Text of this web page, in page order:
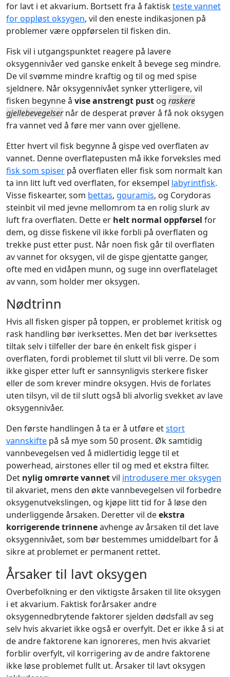
for lavt i et akvarium. Bortsett fra å faktiskteste vannet
for oppløst oksygen, vil den eneste indikasjonen på
problemer være oppførselen til fisken din.
Fisk vil i utgangspunktet reagere på lavere
oksygennivåer ved ganske enkelt å bevege seg mindre.
De vil svømme mindre kraftig og til og med spise
sjeldnere. Når oksygennivået synker ytterligere, vil
fisken begynne å vise anstrengt pust og raskere
gjellebevegelsernår de desperat prøver å få nok oksygen
fra vannet ved å føre mer vann over gjellene.
Etter hvert vil fisk begynne å gispe ved overflaten av
vannet. Denne overflatepusten må ikke forveksles med
fisk som spiser på overflaten eller fisk som normalt kan
ta inn litt luft ved overflaten, for eksempel labyrintfisk.
Visse fiskearter, som bettas, gouramis, og Corydoras
steinbit vil med jevne mellomrom ta en rolig slurk av
luft fra overflaten. Dette er helt normal oppførsel for
dem, og disse fiskene vil ikke forbli på overflaten og
trekke pust etter pust. Når noen fisk går til overflaten
av vannet for oksygen, vil de gispe gjentatte ganger,
ofte med en vidåpen munn, og suge inn overflatelaget
av vann, som holder mer oksygen.
Nødtrinn
Hvis all fisken gisper på toppen, er problemet kritisk og
rask handling bør iverksettes. Men det bør iverksettes
tiltak selv i tilfeller der bare én enkelt fisk gisper i
overflaten, fordi problemet til slutt vil bli verre. De som
ikke gisper etter luft er sannsynligvis sterkere fisker
eller de som krever mindre oksygen. Hvis de forlates
uten tilsyn, vil de til slutt også bli alvorlig svekket av lave
oksygennivåer.
Den første handlingen å ta er å utføre etstort
vannskifte på så mye som 50 prosent. Øk samtidig
vannbevegelsen ved å midlertidig legge til et
powerhead, airstones eller til og med et ekstra filter.
Det nylig omrørte vannetvil introdusere mer oksygen
til akvariet, mens den økte vannbevegelsen vil forbedre
oksygenutvekslingen, og kjøpe litt tid for å løse den
underliggende årsaken. Deretter vil deekstra
korrigerende trinneneavhenge av årsaken til det lave
oksygennivået, som bør bestemmes umiddelbart for å
sikre at problemet er permanent rettet.
Årsaker til lavt oksygen
Overbefolkning er den viktigste årsaken til lite oksygen
i et akvarium. Faktisk forårsaker andre
oksygennedbrytende faktorer sjelden dødsfall av seg
selv hvis akvariet ikke også er overfylt. Det er ikke å si at
de andre faktorene kan ignoreres, men hvis akvariet
forblir overfylt, vil korrigering av de andre faktorene
ikke løse problemet fullt ut. Årsaker til lavt oksygen